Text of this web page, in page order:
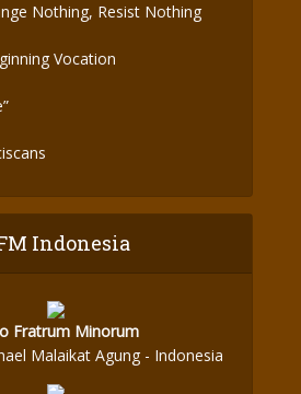
Nothing, Resist Nothing
Vocation
Indonesia
Fratrum Minorum
Malaikat Agung - Indonesia